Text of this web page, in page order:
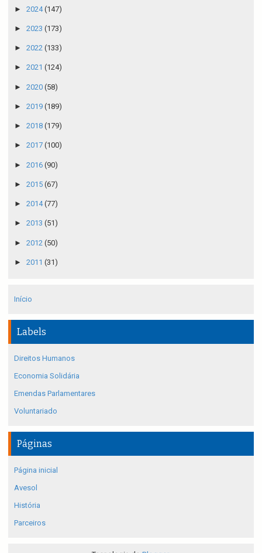
► 2024(147)
► 2023 (173)
► 2022 (133)
► 2021 (124)
► 2020 (58)
► 2019 (189)
► 2018 (179)
► 2017 (100)
► 2016 (90)
► 2015 (67)
► 2014(77)
► 2013 (51)
► 2012 (50)
► 2011 (31)
Início
Labels
Direitos Humanos
Economia Solidária
Emendas Parlamentares
Voluntariado
Páginas
Página inicial
Avesol
História
Parceiros